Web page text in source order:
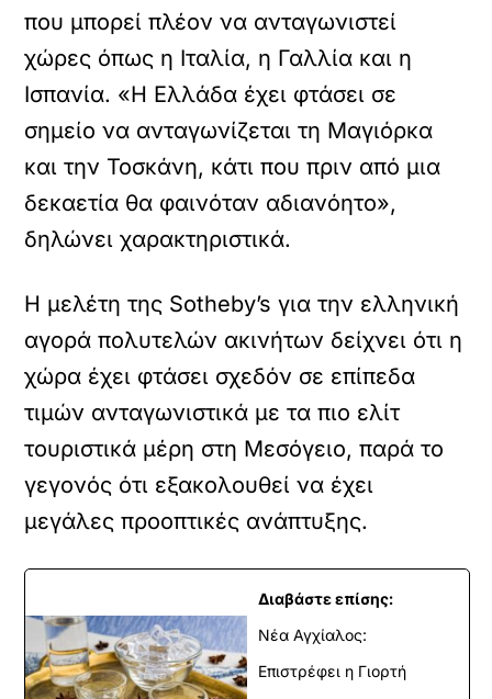
που μπορεί πλέον να ανταγωνιστεί
χώρες όπως η Ιταλία, η Γαλλία και η
Ισπανία. «Η Ελλάδα έχει φτάσει σε
σημείο να ανταγωνίζεται τη Μαγιόρκα
και την Τοσκάνη, κάτι που πριν από μια
δεκαετία θα φαινόταν αδιανόητο»,
δηλώνει χαρακτηριστικά.
Η μελέτη της Sotheby’s για την ελληνική
αγορά πολυτελών ακινήτων δείχνει ότι η
χώρα έχει φτάσει σχεδόν σε επίπεδα
τιμών ανταγωνιστικά με τα πιο ελίτ
τουριστικά μέρη στη Μεσόγειο, παρά το
γεγονός ότι εξακολουθεί να έχει
μεγάλες προοπτικές ανάπτυξης.
Διαβάστε επίσης:
Νέα Αγχίαλος:
Επιστρέφει η Γιορτή